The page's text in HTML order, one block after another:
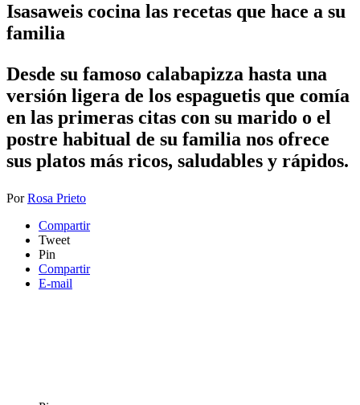
Isasaweis cocina las recetas que hace a su
familia
Desde su famoso calabapizza hasta una
versión ligera de los espaguetis que comía
en las primeras citas con su marido o el
postre habitual de su familia nos ofrece
sus platos más ricos, saludables y rápidos.
PorRosa Prieto
Compartir
Tweet
Pin
Compartir
E-mail